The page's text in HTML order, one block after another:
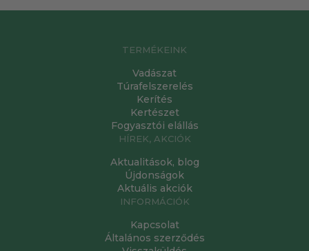
TERMÉKEINK
Vadászat
Túrafelszerelés
Kerítés
Kertészet
Fogyasztói elállás
HÍREK, AKCIÓK
Aktualitások, blog
Újdonságok
Aktuális akciók
INFORMÁCIÓK
Kapcsolat
Általános szerződés